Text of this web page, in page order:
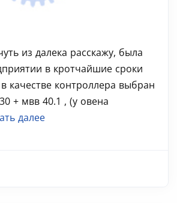
из далека расскажу, была
в кротчайшие сроки
качестве контроллера выбран
+ мвв 40.1 , (у овена
далее